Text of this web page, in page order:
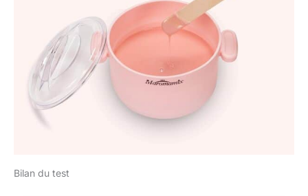
cire dure pour une
épilation rapide et
efficace. Très facile à
utiliser, il suffit d'appuyer
sur le bouton de
l'interrupteur de
température pour
chauffer la cire pour
répondre à différents
Bilan du test